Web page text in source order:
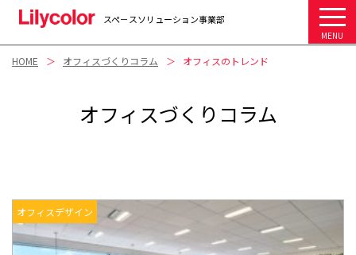
MENU
スペ－スソリューション事業部
HOME オフィスづくりコラム オフィスのトレンド
オフィスづくりコラム
オフィスデザイン